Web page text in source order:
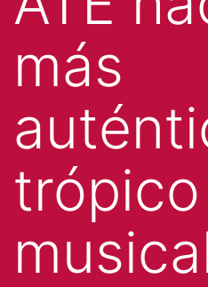
más
trópico